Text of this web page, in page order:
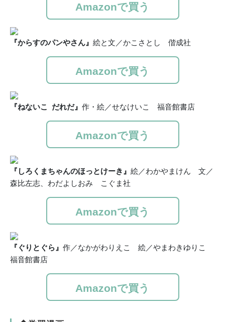
Amazonで買う
『からすのパンやさん』 絵と文／かこさとし 偕成社
Amazonで買う
『ねないこ だれだ』 作・絵／せなけいこ 福音館書店
Amazonで買う
『しろくまちゃんのほっとけーき』 絵／わかやまけん 文／
森比左志、わだよしおみ こぐま社
Amazonで買う
『ぐりとぐら』 作／なかがわりえこ 絵／やまわきゆりこ
福音館書店
Amazonで買う